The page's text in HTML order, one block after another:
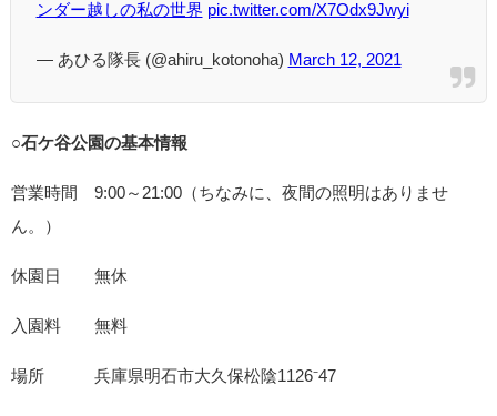
ンダー越しの私の世界 pic.twitter.com/X7Odx9Jwyi
— あひる隊長 (@ahiru_kotonoha) March 12, 2021
○石ケ谷公園の基本情報
営業時間 9:00～21:00（ちなみに、夜間の照明はありませ
ん。）
休園日 無休
入園料 無料
場所 兵庫県明石市大久保松陰1126⁻47